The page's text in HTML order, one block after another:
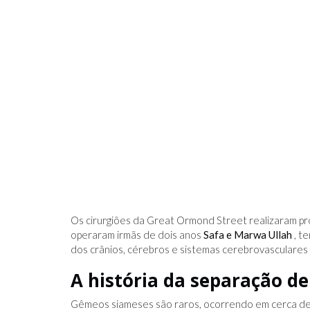
Os cirurgiões da Great Ormond Street realizaram
operaram irmãs de dois anos Safa e Marwa Ullah ,
dos crânios, cérebros e sistemas cerebrovasculares
A história da separação
Gêmeos siameses são raros, ocorrendo em cerca